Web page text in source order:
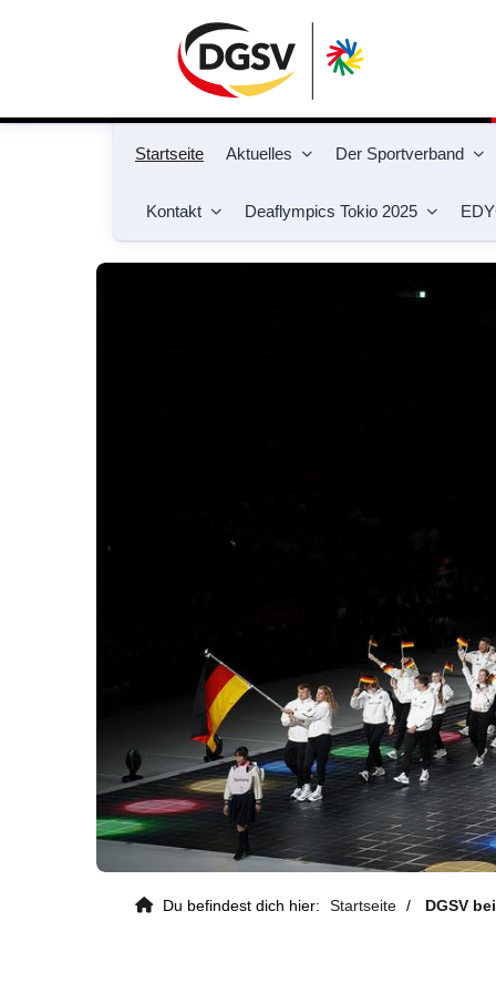
Startseite Aktuelles Der Sportverband
Kontakt Deaflympics Tokio 2025
Du befindest dich hier: Startseite DGSV
Kontaktdaten